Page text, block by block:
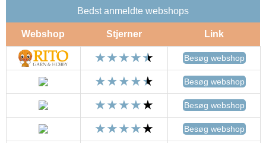
Bedst anmeldte webshops
Webshop Stjerner Link
Besøg webshop
Besøg webshop
Besøg webshop
Besøg webshop